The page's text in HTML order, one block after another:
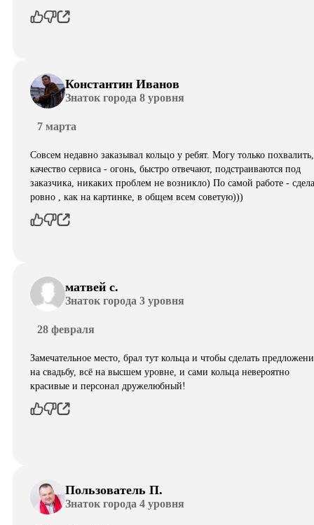
Константин Иванов
Знаток города 8 уровня
7 марта
Совсем недавно заказывал кольцо у ребят. Могу только похвалить,
качество сервиса - огонь, быстро отвечают, подстраиваются под
заказчика, никаких проблем не возникло) По самой работе -
ровно , как на картинке, в общем всем советую)))
матвей с.
Знаток города 3 уровня
28 февраля
Замечательное место, брал тут кольца и чтобы сделать
на свадьбу, всё на высшем уровне, и сами кольца невероятно
красивые и персонал дружелюбный!
Пользователь П.
Знаток города 4 уровня